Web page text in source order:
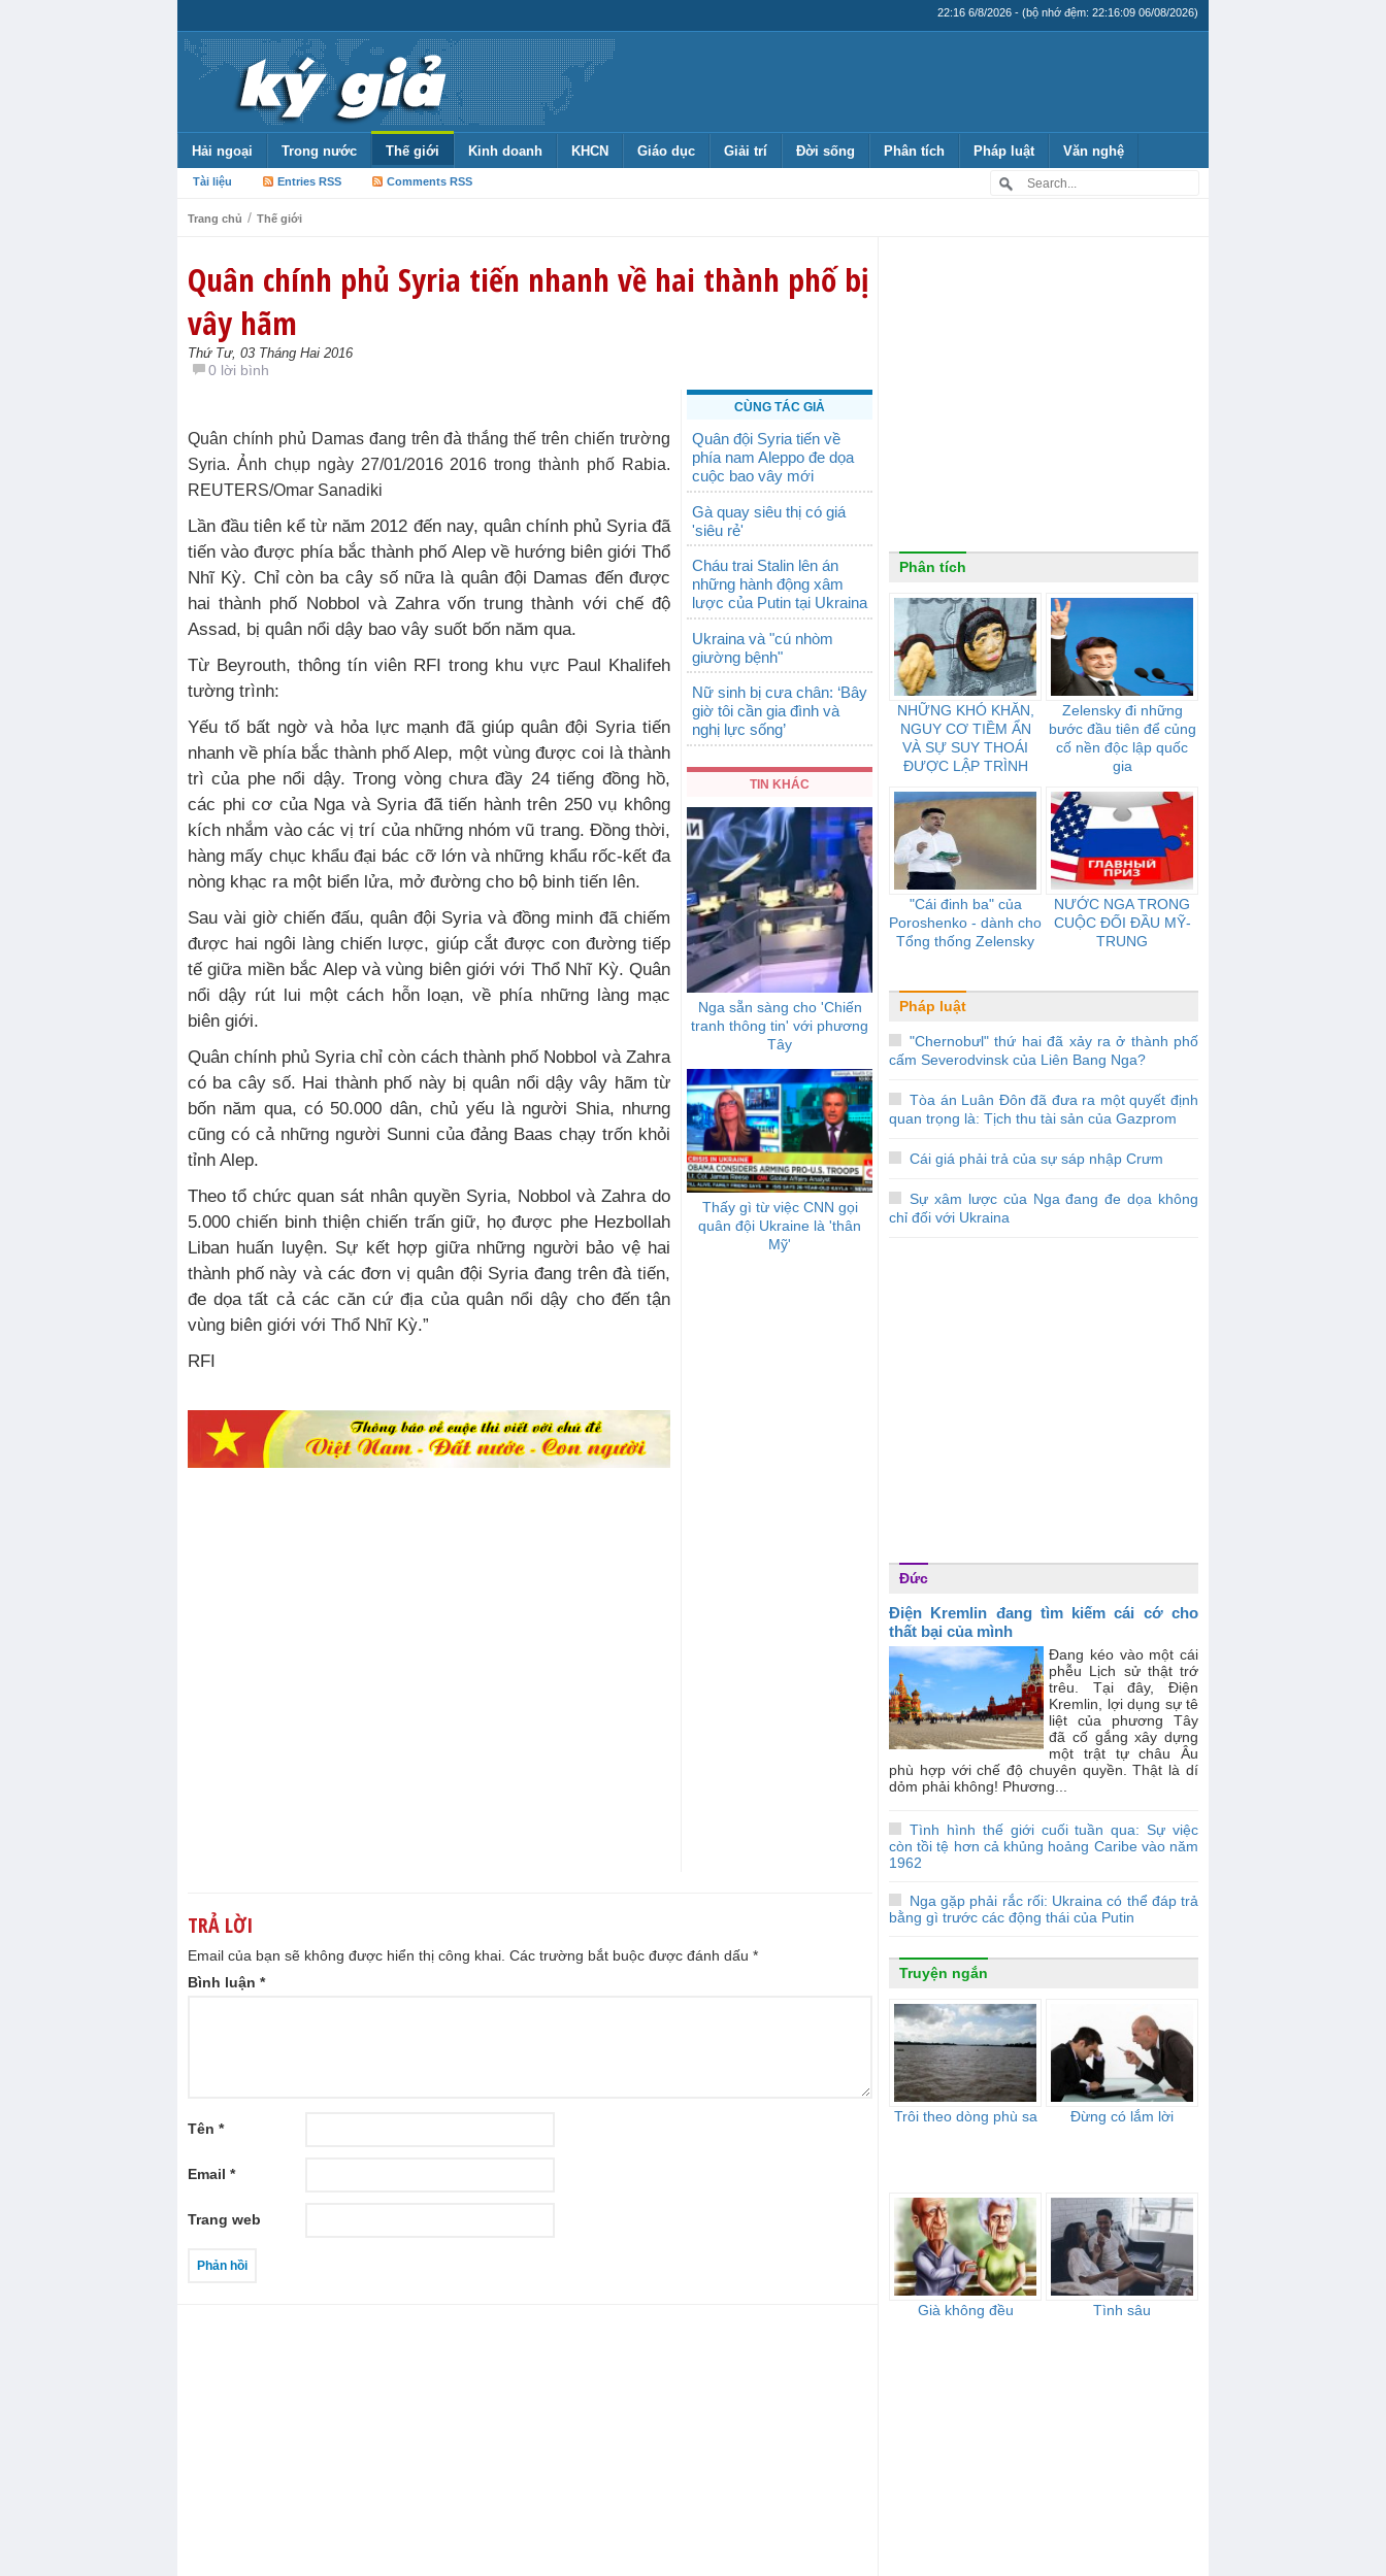
22:16 6/8/2026 - (bộ nhớ đệm: 22:16:09 06/08/2026)
Hải ngoại Trong nước Thế giới Kinh doanh KHCN Giáo dục Giải trí Đời sống Phân tích Pháp luật Văn nghệ
Tài liệu Entries RSS Comments RSS
Trang chủ / Thế giới
Quân chính phủ Syria tiến nhanh về hai thành phố bị
vây hãm
Thứ Tư, 03 Tháng Hai 2016
0 lời bình
Quân chính phủ Damas đang trên đà thắng thế trên chiến trường
Syria. Ảnh chụp ngày 27/01/2016 2016 trong thành phố Rabia.
REUTERS/Omar Sanadiki
Lần đầu tiên kể từ năm 2012 đến nay, quân chính phủ Syria đã
tiến vào được phía bắc thành phố Alep về hướng biên giới Thổ
Nhĩ Kỳ. Chỉ còn ba cây số nữa là quân đội Damas đến được
hai thành phố Nobbol và Zahra vốn trung thành với chế độ
Assad, bị quân nổi dậy bao vây suốt bốn năm qua.
Từ Beyrouth, thông tín viên RFI trong khu vực Paul Khalifeh
tường trình:
Yếu tố bất ngờ và hỏa lực mạnh đã giúp quân đội Syria tiến
nhanh về phía bắc thành phố Alep, một vùng được coi là thành
trì của phe nổi dậy. Trong vòng chưa đầy 24 tiếng đồng hồ,
các phi cơ của Nga và Syria đã tiến hành trên 250 vụ không
kích nhắm vào các vị trí của những nhóm vũ trang. Đồng thời,
hàng mấy chục khẩu đại bác cỡ lớn và những khẩu rốc-kết đa
nòng khạc ra một biển lửa, mở đường cho bộ binh tiến lên.
Sau vài giờ chiến đấu, quân đội Syria và đồng minh đã chiếm
được hai ngôi làng chiến lược, giúp cắt được con đường tiếp
tế giữa miền bắc Alep và vùng biên giới với Thổ Nhĩ Kỳ. Quân
nổi dậy rút lui một cách hỗn loạn, về phía những làng mạc
biên giới.
Quân chính phủ Syria chỉ còn cách thành phố Nobbol và Zahra
có ba cây số. Hai thành phố này bị quân nổi dậy vây hãm từ
bốn năm qua, có 50.000 dân, chủ yếu là người Shia, nhưng
cũng có cả những người Sunni của đảng Baas chạy trốn khỏi
tỉnh Alep.
Theo tổ chức quan sát nhân quyền Syria, Nobbol và Zahra do
5.000 chiến binh thiện chiến trấn giữ, họ được phe Hezbollah
Liban huấn luyện. Sự kết hợp giữa những người bảo vệ hai
thành phố này và các đơn vị quân đội Syria đang trên đà tiến,
đe dọa tất cả các căn cứ địa của quân nổi dậy cho đến tận
vùng biên giới với Thổ Nhĩ Kỳ.”
RFI
CÙNG TÁC GIẢ
Quân đội Syria tiến về
phía nam Aleppo đe dọa
cuộc bao vây mới
Gà quay siêu thị có giá
'siêu rẻ'
Cháu trai Stalin lên án
những hành động xâm
lược của Putin tại Ukraina
Ukraina và "cú nhòm
giường bệnh"
Nữ sinh bị cưa chân: ‘Bây
giờ tôi cần gia đình và
nghị lực sống’
TIN KHÁC
Nga sẵn sàng cho 'Chiến
tranh thông tin' với phương
Tây
Thấy gì từ việc CNN gọi
quân đội Ukraine là 'thân
Mỹ'
TRẢ LỜI
Email của bạn sẽ không được hiển thị công khai. Các trường bắt buộc được đánh dấu *
Bình luận *
Tên *
Email *
Trang web
Phân tích
NHỮNG KHÓ KHĂN,
NGUY CƠ TIỀM ẨN
VÀ SỰ SUY THOÁI
ĐƯỢC LẬP TRÌNH
Zelensky đi những
bước đầu tiên để củng
cố nền độc lập quốc
gia
"Cái đinh ba" của
Poroshenko - dành cho
Tổng thống Zelensky
NƯỚC NGA TRONG
CUỘC ĐỐI ĐẦU MỸ-
TRUNG
Pháp luật
"Chernobưl" thứ hai đã xảy ra ở thành phố
cấm Severodvinsk của Liên Bang Nga?
Tòa án Luân Đôn đã đưa ra một quyết định
quan trọng là: Tịch thu tài sản của Gazprom
Cái giá phải trả của sự sáp nhập Crưm
Sự xâm lược của Nga đang đe dọa không
chỉ đối với Ukraina
Đức
Điện Kremlin đang tìm kiếm cái cớ cho
thất bại của mình
Đang kéo vào một cái
phễu Lịch sử thật trớ
trêu. Tại đây, Điện
Kremlin, lợi dụng sự tê
liệt của phương Tây
đã cố gắng xây dựng
một trật tự châu Âu
phù hợp với chế độ chuyên quyền. Thật là dí
dỏm phải không! Phương...
Tình hình thế giới cuối tuần qua: Sự việc
còn tồi tệ hơn cả khủng hoảng Caribe vào năm
1962
Nga gặp phải rắc rối: Ukraina có thể đáp trả
bằng gì trước các động thái của Putin
Truyện ngắn
Trôi theo dòng phù sa Đừng có lắm lời
Già không đều Tình sâu